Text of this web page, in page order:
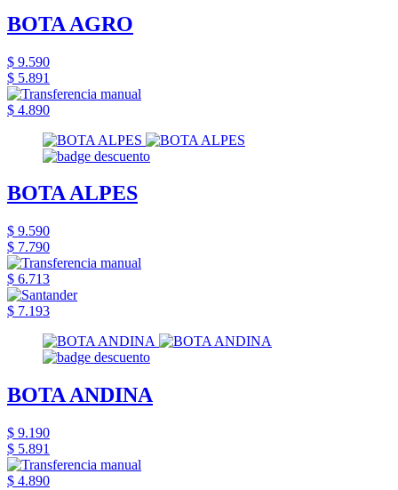
BOTA AGRO
$ 9.590
$ 5.891
$ 4.890
BOTA ALPES
$ 9.590
$ 7.790
$ 6.713
$ 7.193
BOTA ANDINA
$ 9.190
$ 5.891
$ 4.890